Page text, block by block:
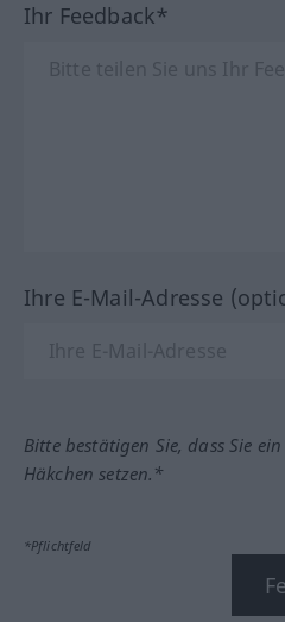
Ihr Feedback*
Ihre E-Mail-Adresse
Bitte bestätigen Sie, dass Sie
Häkchen setzen.*
*Pflichtfeld